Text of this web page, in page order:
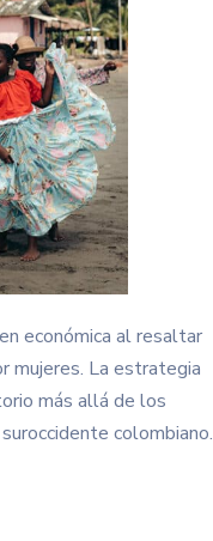
económica al resaltar
mujeres. La estrategia
más allá de los
colombiano.